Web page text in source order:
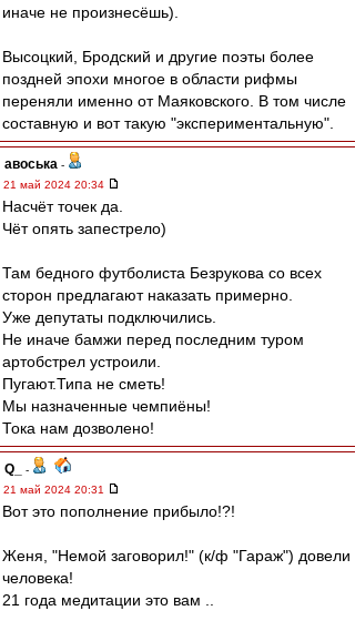
иначе не произнесёшь).
Высоцкий, Бродский и другие поэты более
поздней эпохи многое в области рифмы
переняли именно от Маяковского. В том числе
составную и вот такую "экспериментальную".
авоська -
21 май 2024 20:34
Насчёт точек да.
Чёт опять запестрело)
Там бедного футболиста Безрукова со всех
сторон предлагают наказать примерно.
Уже депутаты подключились.
Не иначе бамжи перед последним туром
артобстрел устроили.
Пугают.Типа не сметь!
Мы назначенные чемпиёны!
Тока нам дозволено!
Q_
-
21 май 2024 20:31
Вот это пополнение прибыло!?!
Женя, "Немой заговорил!" (к/ф "Гараж") довели
человека!
21 года медитации это вам ..